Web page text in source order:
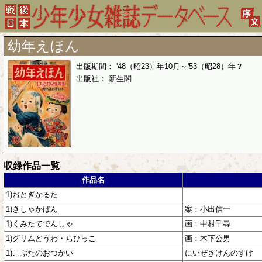
幼年えほん
出版期間： '48（昭23）年10月～'53（昭28）年？
出版社： 新生閣
収録作品一覧
作品名
1)おとぎかるた
1)きしゃかばん
案：小出信一
1)くみたてでんしゃ
画：中村千尋
1)グリムどうわ・ちびっこ
画：木下公男
1)こぶたのおつかい
にいぜきけんのすけ